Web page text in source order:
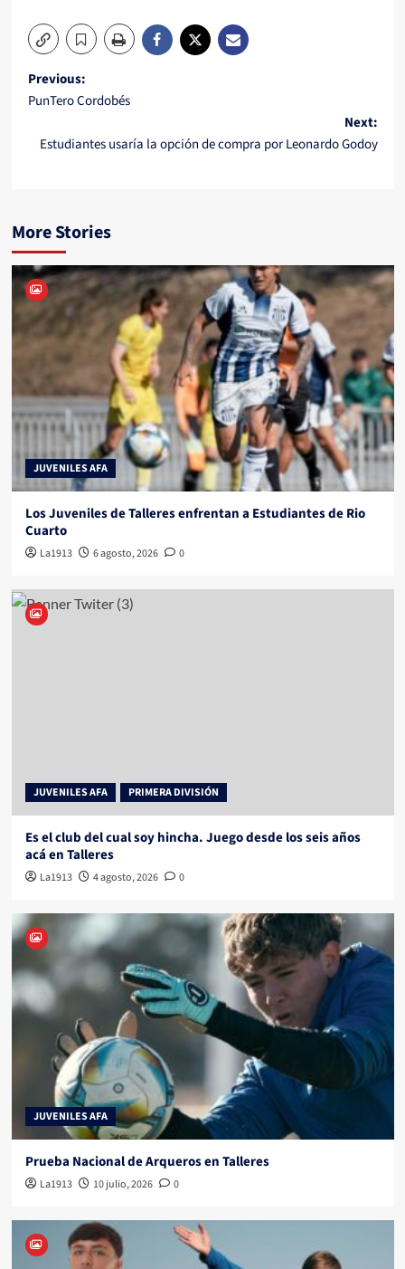
Post
Previous:
PunTero Cordobés
Next:
Estudiantes usaría la opción de compra por Leonardo Godoy
More Stories
JUVENILES AFA
Los Juveniles de Talleres enfrentan a Estudiantes de Rio
Cuarto
La1913 6 agosto, 2026 0
JUVENILES AFA PRIMERA DIVISIÓN
Es el club del cual soy hincha. Juego desde los seis años
acá en Talleres
La1913 4 agosto, 2026 0
JUVENILES AFA
Prueba Nacional de Arqueros en Talleres
La1913 10 julio, 2026 0